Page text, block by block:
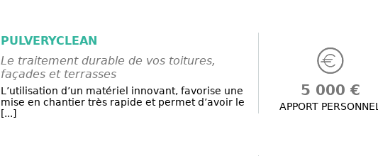
PULVERYCLEAN
Le traitement durable de vos toitures,
façades et terrasses
L’utilisation d’un matériel innovant, favorise une
mise en chantier très rapide et permet d’avoir le
[...]
5 000 €
APPORT PERSONNEL